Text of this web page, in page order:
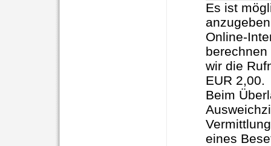
Es ist
Online-
wir die
EUR 2,00.
Beim
eines